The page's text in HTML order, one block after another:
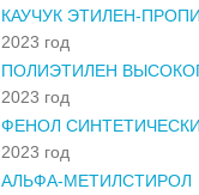
КАУЧУК ЭТИЛЕН-
2023 год
ПОЛИЭТИЛЕН
2023 год
ФЕНОЛ
2023 год
АЛЬФА-МЕТИЛСТИРОЛ